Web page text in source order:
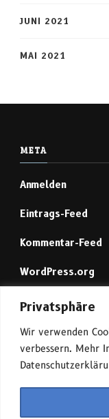
Privatsphäre
Wir verwenden
verbessern. Mehr
JUNI 2021
MAI 2021
META
Anmelden
Eintrags-Feed
Kommentar-Feed
WordPress.org
Mastodon (2)